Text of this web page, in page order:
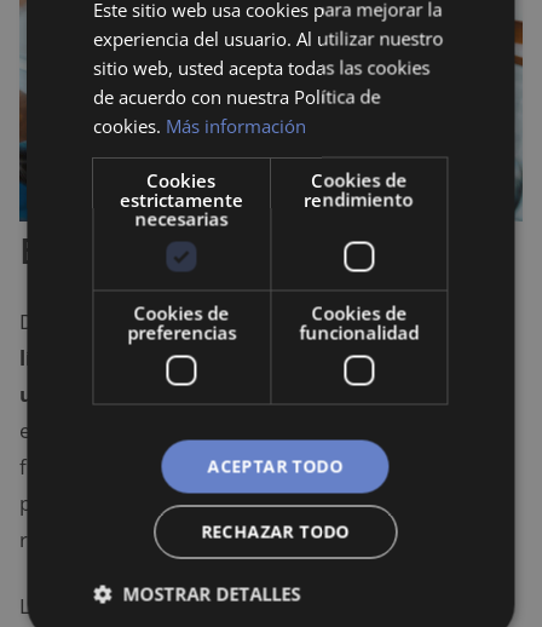
Endeudamiento
Debido a quela tarjeta de débito tiene como
límite los fondos disponibles, el cliente no podrá
usar más dinero del que disponeo puede generar
en un plazo determinado. En caso de que utilices los
fondos de forma inconsciente lo máximo que te
puede ocurrir es que te quedes sin dinero hasta que
recibas un pago.
Las
tarjetas de crédito, en cambio, pueden
Este sitio web usa cookies para mejorar la
experiencia del usuario. Al utilizar nuestro
sitio web, usted acepta todas las cookies
de acuerdo con nuestra Política de
cookies. Más información
Cookies
estrictamente
necesarias
Cookies de
rendimiento
Cookies de
preferencias
Cookies de
funcionalidad
ACEPTAR TODO
RECHAZAR TODO
MOSTRAR DETALLES